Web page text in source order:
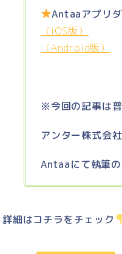
Antaaアプリ
（iOS版）
（Android版）
※今回の記事は普
アンター株式会
Antaaにて執筆の
詳細はコチラをチェック